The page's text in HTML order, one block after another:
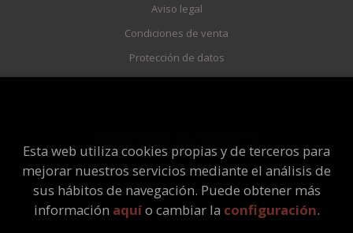
Aviso legal
Condiciones de venta
Protección de datos
Política de Cookies
Quiénes somos
Pedidos especiales
Esta web utiliza cookies propias y de terceros para
mejorar nuestros servicios mediante el análisis de
sus hábitos de navegación. Puede obtener más
información aquío cambiar la configuración.